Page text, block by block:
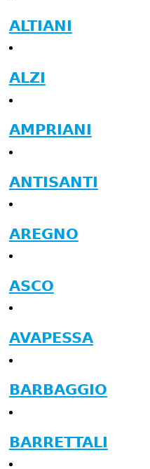
ALTIANI
ALZI
AMPRIANI
ANTISANTI
AREGNO
ASCO
AVAPESSA
BARBAGGIO
BARRETTALI